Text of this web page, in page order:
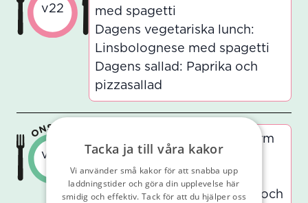
v22
med spagetti
Dagens vegetariska lunch:
Linsbolognese med spagetti
Dagens sallad: Paprika och
pizzasallad
v22
Dagens lunch: Fisk med varm
citronsås och kokt potatis
Dagens vegetariska lunch:
Quorn med varm citronsås och
Tacka ja till våra kakor
Vi använder små kakor för att snabba upp
laddningstider och göra din upplevelse här
smidig och effektiv. Tack för att du hjälper oss